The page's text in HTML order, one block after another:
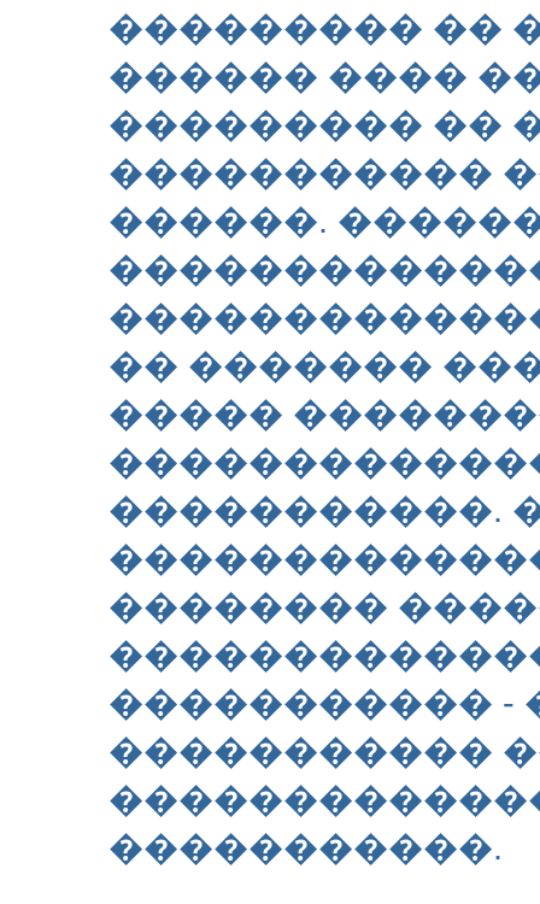
��������� ��
������ ����
��������� ��
�����������
������.
�� �������
�����
�����������.
��������
����������� -
�����������
�����������.